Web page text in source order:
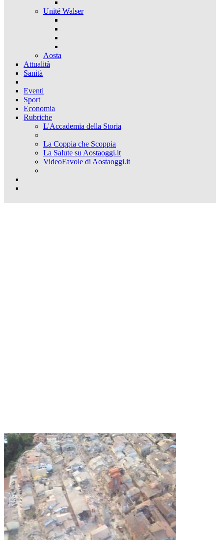
Unité Walser
Aosta
Attualità
Sanità
Eventi
Sport
Economia
Rubriche
L'Accademia della Storia
La Coppia che Scoppia
La Salute su Aostaoggi.it
VideoFavole di Aostaoggi.it